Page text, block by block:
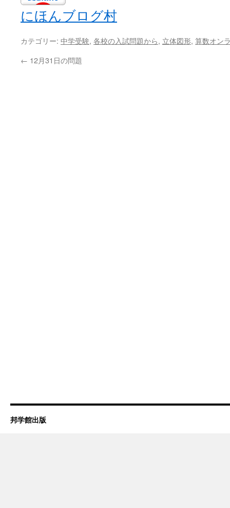
にほんブログ村
カテゴリー: 中学受験, 各校の入試問題から, 立体図形, 算数オン
← 12月31日の問題
邦学館出版